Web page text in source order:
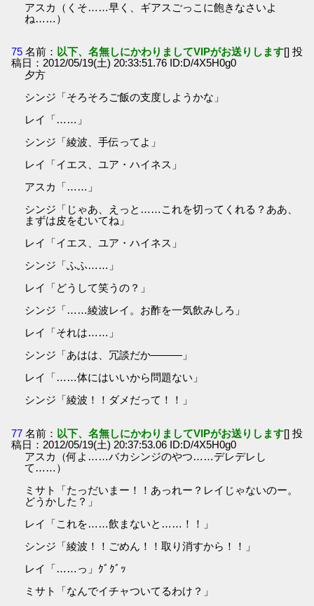
アスカ（くそ……早く、ギアスごっこに飽きなさいよ
ね……）
75 名前： 以下、名無しにかわりましてVIPがお送りします[] 投
稿日：2012/05/19(土) 20:33:51.76 ID:D/4X5H0g0
夕方
シンジ「そろそろご飯の支度しようかな」
レイ「……」
シンジ「綾波、手伝ってよ」
レイ「イエス、ユア・ハイネス」
アスカ「……」
シンジ「じゃあ、えっと……これを切ってくれる？ああ、
まずは皮をむいてね」
レイ「イエス、ユア・ハイネス」
シンジ「ふふ……」
レイ「どうして笑うの？」
シンジ「……綾波レイ。お酢を一気飲みしろ」
レイ「それは……」
シンジ「あはは、冗談だか―――」
レイ「……体にはいいから問題ない」
シンジ「綾波！！ダメだって！！」
77 名前： 以下、名無しにかわりましてVIPがお送りします[] 投
稿日：2012/05/19(土) 20:37:53.06 ID:D/4X5H0g0
アスカ（何よ……バカシンジのやつ……デレデレし
て……）
ミサト「たっだいまー！！あっれー？レイじゃないのー。
どうかした？」
レイ「これを……飲まないと……！！」
シンジ「綾波！！ごめん！！取り消すから！！」
レイ「……っ」ｸﾞｸﾞｯ
ミサト「なんでイチャついてるわけ？」